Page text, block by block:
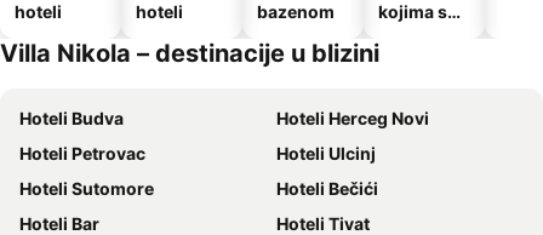
hoteli
hoteli
bazenom
kojima su
kućni
Villa Nikola – destinacije u blizini
Hoteli Budva
Hoteli Herceg Novi
Hoteli Petrovac
Hoteli Ulcinj
Hoteli Sutomore
Hoteli Bečići
Hoteli Bar
Hoteli Tivat